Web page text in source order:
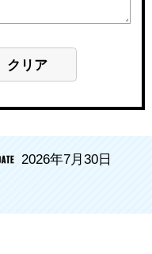
2026年7月30日